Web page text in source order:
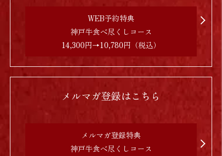
WEB予約特典
神戸牛食べ尽くしコース
14,300円→10,780円（税込）
メルマガ登録はこちら
メルマガ登録特典
神戸牛食べ尽くしコース